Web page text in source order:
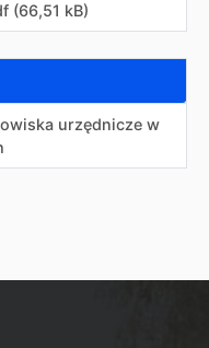
(66,51 kB)
urzędnicze w